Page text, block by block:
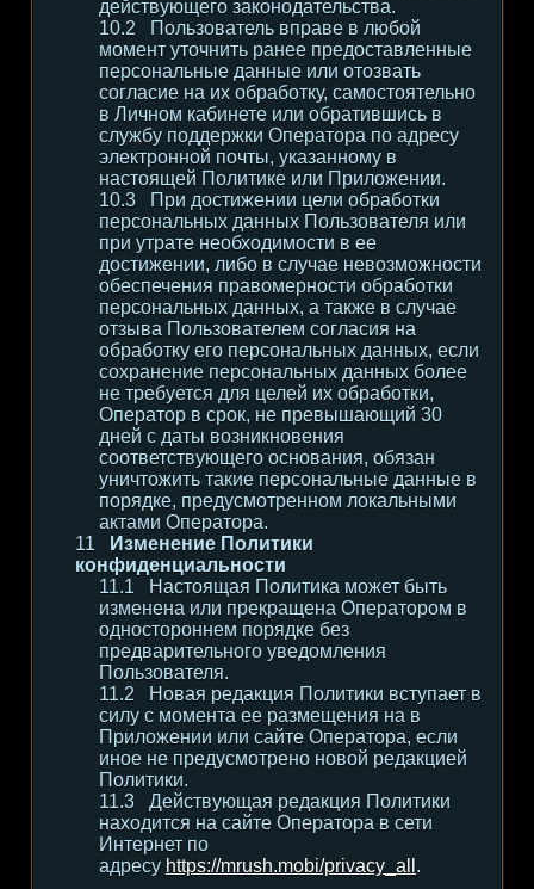
действующего законодательства.
Пользователь вправе в любой
момент уточнить ранее предоставленные
персональные данные или отозвать
согласие на их обработку, самостоятельно
в Личном кабинете или обратившись в
службу поддержки Оператора по адресу
электронной почты, указанному в
настоящей Политике или Приложении.
При достижении цели обработки
персональных данных Пользователя или
при утрате необходимости в ее
достижении, либо в случае невозможности
обеспечения правомерности обработки
персональных данных, а также в случае
отзыва Пользователем согласия на
обработку его персональных данных, если
сохранение персональных данных более
не требуется для целей их обработки,
Оператор в срок, не превышающий 30
дней с даты возникновения
соответствующего основания, обязан
уничтожить такие персональные данные в
порядке, предусмотренном локальными
актами Оператора.
Изменение Политики
конфиденциальности
Настоящая Политика может быть
изменена или прекращена Оператором в
одностороннем порядке без
предварительного уведомления
Пользователя.
Новая редакция Политики вступает в
силу с момента ее размещения на в
Приложении или сайте Оператора, если
иное не предусмотрено новой редакцией
Политики.
Действующая редакция Политики
находится на сайте Оператора в сети
Интернет по
адресу https://mrush.mobi/privacy_all .